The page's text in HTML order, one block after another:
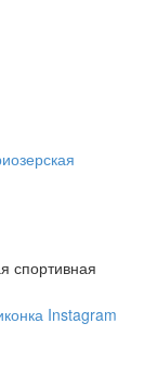
спортивная